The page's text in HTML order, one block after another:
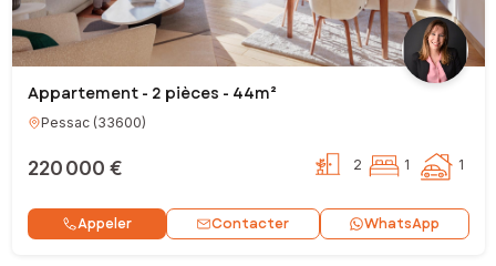
Appartement - 2 pièces - 44m²
Pessac(33600)
220 000 € 2 1 1
Appeler Contacter WhatsApp